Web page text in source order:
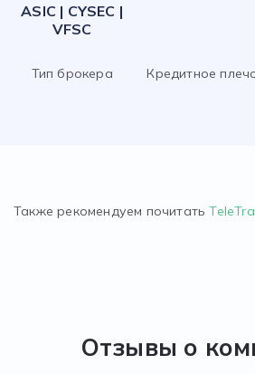
ASIC | CYSEC |
VFSC
Тип брокера Кредитное
Также рекомендуем почитать
Отзывы о